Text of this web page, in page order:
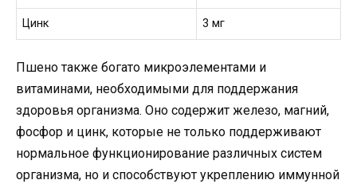
Цинк 3 мг
Пшено также богато микроэлементами и
витаминами, необходимыми для поддержания
здоровья организма. Оно содержит железо, магний,
фосфор и цинк, которые не только поддерживают
нормальное функционирование различных систем
организма, но и способствуют укреплению иммунной